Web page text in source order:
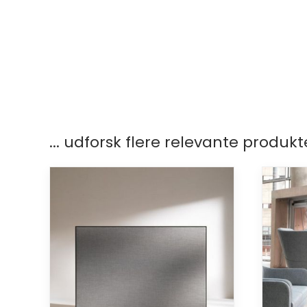
... udforsk flere relevante